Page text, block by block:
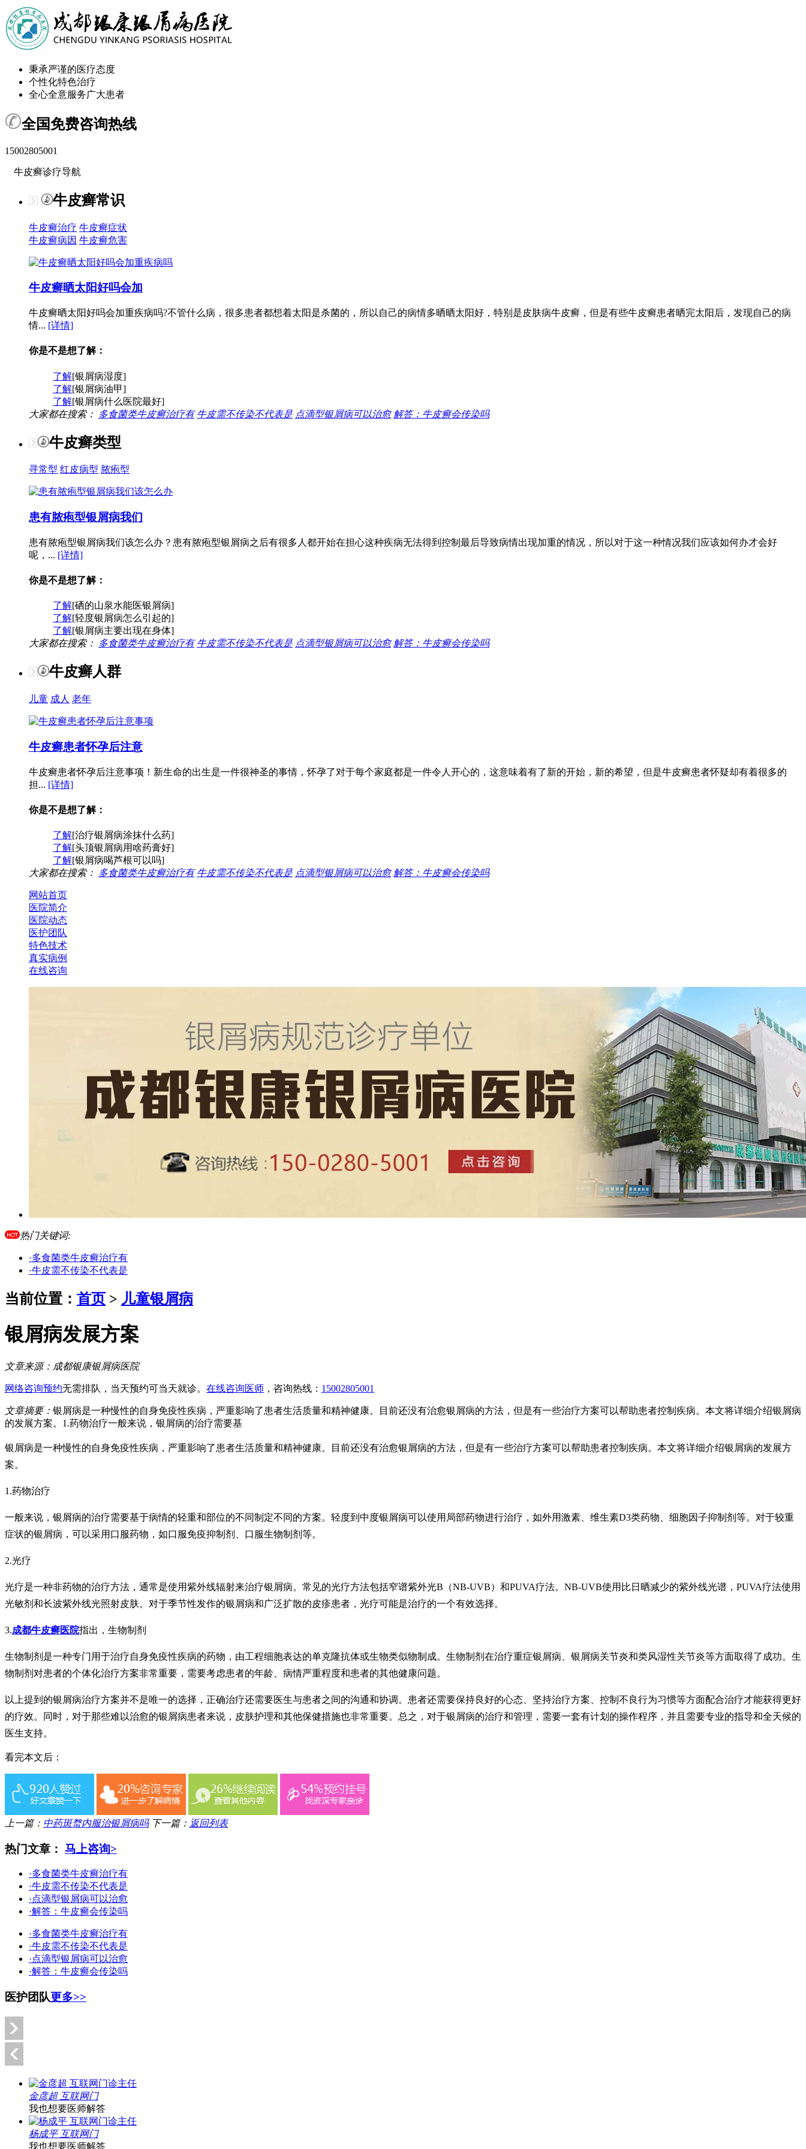
秉承严谨的医疗态度
个性化特色治疗
全心全意服务广大患者
全国免费咨询热线
15002805001
牛皮癣诊疗导航
牛皮癣常识
牛皮癣治疗 牛皮癣症状
牛皮癣病因 牛皮癣危害
牛皮癣晒太阳好吗会加
牛皮癣晒太阳好吗会加重疾病吗?不管什么病，很多患者都想着太阳是杀菌的，所以自己的病情多晒晒太阳好，特别是皮肤病牛皮癣，但是有些牛皮癣患者晒完太阳后，发现自己的病
情... [详情]
你是不是想了解：
了解[银屑病湿度]
了解[银屑病油甲]
了解[银屑病什么医院最好]
大家都在搜索：
多食菌类牛皮癣治疗有 牛皮需不传染不代表是 点滴型银屑病可以治愈 解答：牛皮癣会传染吗
牛皮癣类型
寻常型 红皮病型 脓疱型
患有脓疱型银屑病我们
患有脓疱型银屑病我们该怎么办？患有脓疱型银屑病之后有很多人都开始在担心这种疾病无法得到控制最后导致病情出现加重的情况，所以对于这一种情况我们应该如何办才会好
呢，... [详情]
你是不是想了解：
了解[硒的山泉水能医银屑病]
了解[轻度银屑病怎么引起的]
了解[银屑病主要出现在身体]
大家都在搜索：
多食菌类牛皮癣治疗有 牛皮需不传染不代表是 点滴型银屑病可以治愈 解答：牛皮癣会传染吗
牛皮癣人群
儿童 成人 老年
牛皮癣患者怀孕后注意
牛皮癣患者怀孕后注意事项！新生命的出生是一件很神圣的事情，怀孕了对于每个家庭都是一件令人开心的，这意味着有了新的开始，新的希望，但是牛皮癣患者怀疑却有着很多的
担... [详情]
你是不是想了解：
了解[治疗银屑病涂抹什么药]
了解[头顶银屑病用啥药膏好]
了解[银屑病喝芦根可以吗]
大家都在搜索：
多食菌类牛皮癣治疗有 牛皮需不传染不代表是 点滴型银屑病可以治愈 解答：牛皮癣会传染吗
网站首页
医院简介
医院动态
医护团队
特色技术
真实病例
在线咨询
热门关键词:
·多食菌类牛皮癣治疗有
·牛皮需不传染不代表是
当前位置： 首页 > 儿童银屑病
银屑病发展方案
文章来源： 成都银康银屑病医院
网络咨询预约无需排队，当天预约可当天就诊。 在线咨询医师 ，咨询热线： 15002805001
文章摘要： 银屑病是一种慢性的自身免疫性疾病，严重影响了患者生活质量和精神健康。目前还没有治愈银屑病的方法，但是有一些治疗方案可以帮助患者控制疾病。本文将详细介绍银屑病
的发展方案。1.药物治疗一般来说，银屑病的治疗需要基
银屑病是一种慢性的自身免疫性疾病，严重影响了患者生活质量和精神健康。目前还没有治愈银屑病的方法，但是有一些治疗方案可以帮助患者控制疾病。本文将详细介绍银屑病的发展方
案。
1.药物治疗
一般来说，银屑病的治疗需要基于病情的轻重和部位的不同制定不同的方案。轻度到中度银屑病可以使用局部药物进行治疗，如外用激素、维生素D3类药物、细胞因子抑制剂等。对于较重
症状的银屑病，可以采用口服药物，如口服免疫抑制剂、口服生物制剂等。
2.光疗
光疗是一种非药物的治疗方法，通常是使用紫外线辐射来治疗银屑病。常见的光疗方法包括窄谱紫外光B（NB-UVB）和PUVA疗法。NB-UVB使用比日晒减少的紫外线光谱，PUVA疗法使用
光敏剂和长波紫外线光照射皮肤。对于季节性发作的银屑病和广泛扩散的皮疹患者，光疗可能是治疗的一个有效选择。
3.成都牛皮癣医院指出，生物制剂
生物制剂是一种专门用于治疗自身免疫性疾病的药物，由工程细胞表达的单克隆抗体或生物类似物制成。生物制剂在治疗重症银屑病、银屑病关节炎和类风湿性关节炎等方面取得了成功。生
物制剂对患者的个体化治疗方案非常重要，需要考虑患者的年龄、病情严重程度和患者的其他健康问题。
以上提到的银屑病治疗方案并不是唯一的选择，正确治疗还需要医生与患者之间的沟通和协调。患者还需要保持良好的心态、坚持治疗方案、控制不良行为习惯等方面配合治疗才能获得更好
的疗效。同时，对于那些难以治愈的银屑病患者来说，皮肤护理和其他保健措施也非常重要。总之，对于银屑病的治疗和管理，需要一套有计划的操作程序，并且需要专业的指导和全天候的
医生支持。
看完本文后：
上一篇： 中药斑蝥内服治银屑病吗 下一篇： 返回列表
热门文章： 马上咨询>
·多食菌类牛皮癣治疗有
·牛皮需不传染不代表是
·点滴型银屑病可以治愈
·解答：牛皮癣会传染吗
·多食菌类牛皮癣治疗有
·牛皮需不传染不代表是
·点滴型银屑病可以治愈
·解答：牛皮癣会传染吗
医护团队更多>>
金彦超 互联网门
我也想要医师解答
杨成平 互联网门
我也想要医师解答